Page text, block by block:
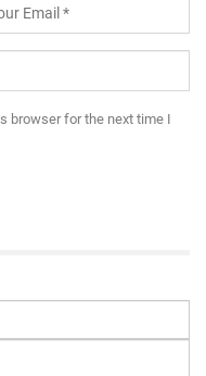
browser for the next time I